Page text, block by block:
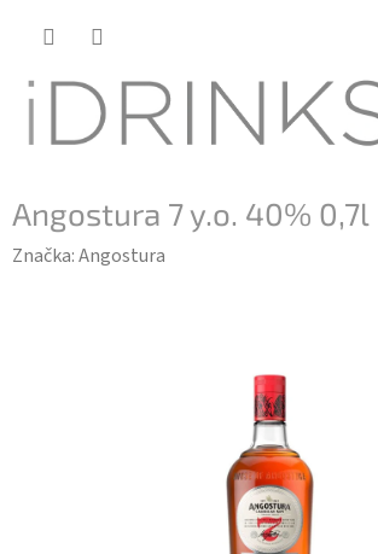
Angostura 7 y.o. 40% 0,7l
Značka:Angostura